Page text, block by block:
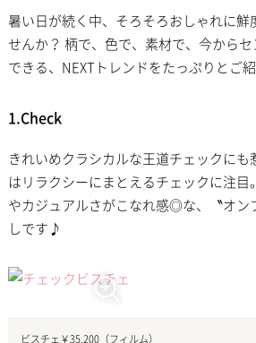
暑い日が続く中、そろそろおしゃれに鮮
せんか？ 柄で、色で、素材で、今から
できる、NEXTトレンドをたっぷりとご
1.Check
きれいめクラシカルな王道チェックに
はリラクシーにまとえるチェックに注目
やカジュアルさがこなれ感◎な、〝オン
しです♪
ビスチェ￥35,200（フィルム）